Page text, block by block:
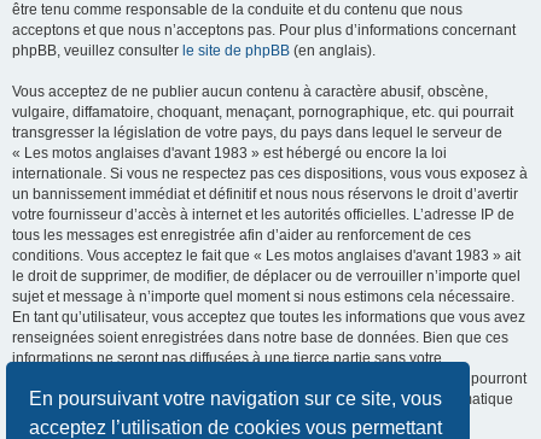
En poursuivant votre navigation sur ce site, vous
acceptez l’utilisation de cookies vous permettant
être tenu comme responsable de la conduite et du contenu que nous
acceptons et que nous n’acceptons pas. Pour plus d’informations concernant
phpBB, veuillez consulter le site de phpBB (en anglais).
Vous acceptez de ne publier aucun contenu à caractère abusif, obscène,
vulgaire, diffamatoire, choquant, menaçant, pornographique, etc. qui pourrait
transgresser la législation de votre pays, du pays dans lequel le serveur de
« Les motos anglaises d'avant 1983 » est hébergé ou encore la loi
internationale. Si vous ne respectez pas ces dispositions, vous vous exposez à
un bannissement immédiat et définitif et nous nous réservons le droit d’avertir
votre fournisseur d’accès à internet et les autorités officielles. L’adresse IP de
tous les messages est enregistrée afin d’aider au renforcement de ces
conditions. Vous acceptez le fait que « Les motos anglaises d'avant 1983 » ait
le droit de supprimer, de modifier, de déplacer ou de verrouiller n’importe quel
sujet et message à n’importe quel moment si nous estimons cela nécessaire.
En tant qu’utilisateur, vous acceptez que toutes les informations que vous avez
renseignées soient enregistrées dans notre base de données. Bien que ces
informations ne seront pas diffusées à une tierce partie sans votre
consentement, ni « Les motos anglaises d'avant 1983 », ni phpBB, ne pourront
être tenus comme responsables en cas de tentative de piratage informatique
visant à compromettre vos données.